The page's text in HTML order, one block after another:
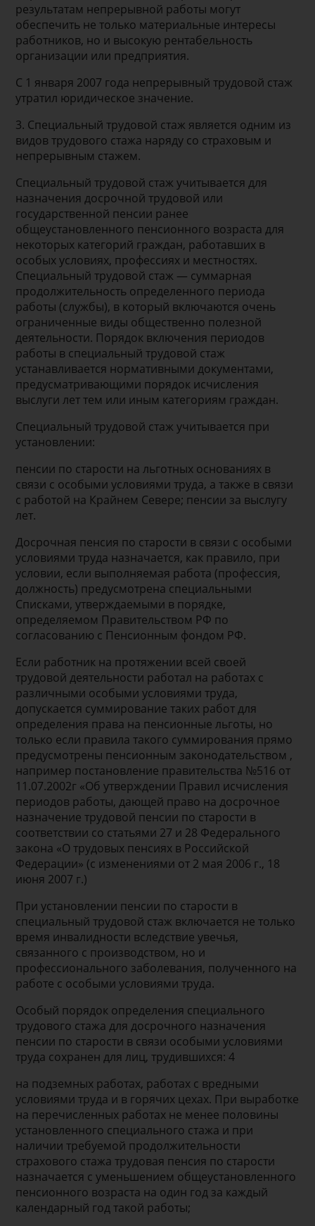
результатам непрерывной работы могут
обеспечить не только материальные интересы
работников, но и высокую рентабельность
организации или предприятия.
С 1 января 2007 года непрерывный трудовой стаж
утратил юридическое значение.
3. Специальный трудовой стаж является одним из
видов трудового стажа наряду со страховым и
непрерывным стажем.
Специальный трудовой стаж учитывается для
назначения досрочной трудовой или
государственной пенсии ранее
общеустановленного пенсионного возраста для
некоторых категорий граждан, работавших в
особых условиях, профессиях и местностях.
Специальный трудовой стаж — суммарная
продолжительность определенного периода
работы (службы), в который включаются очень
ограниченные виды общественно полезной
деятельности. Порядок включения периодов
работы в специальный трудовой стаж
устанавливается нормативными документами,
предусматривающими порядок исчисления
выслуги лет тем или иным категориям граждан.
Специальный трудовой стаж учитывается при
установлении:
пенсии по старости на льготных основаниях в
связи с особыми условиями труда, а также в связи
с работой на Крайнем Севере; пенсии за выслугу
лет.
Досрочная пенсия по старости в связи с особыми
условиями труда назначается, как правило, при
условии, если выполняемая работа (профессия,
должность) предусмотрена специальными
Списками, утверждаемыми в порядке,
определяемом Правительством РФ по
согласованию с Пенсионным фондом РФ.
Если работник на протяжении всей своей
трудовой деятельности работал на ра­ботах с
различными особыми условиями труда,
допускается суммирование таких работ для
определения права на пенсионные льготы, но
только если правила такого суммирования прямо
предусмотрены пенсионным законодательством ,
например постановление правительства №516 от
11.07.2002г «Об утверждении Правил исчисления
периодов работы, дающей право на досрочное
назначение трудовой пенсии по старости в
соответствии со статьями 27 и 28 Федерального
закона «О трудовых пенсиях в Российской
Федерации» (с изменениями от 2 мая 2006 г., 18
июня 2007 г.)
При установлении пенсии по старости в
специальный трудовой стаж включается не только
время инвалидности вследствие увечья,
связанного с производством, но и
профессионального заболевания, полученного на
работе с особыми условиями труда.
Особый порядок определения специального
трудового стажа для досрочного назначения
пенсии по старости в связи особыми условиями
труда сохранен для лиц, трудившихся: 4
на подземных работах, работах с вредными
условиями труда и в горячих цехах. При выработке
на перечисленных работах не менее половины
установленного специального стажа и при
наличии требуемой продолжительности
страхового стажа трудовая пенсия по старости
назначается с уменьшением общеустановленного
пенсионного возраста на один год за каждый
календарный год такой работы;